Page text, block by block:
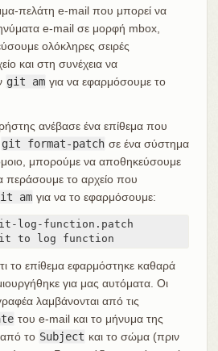
πελάτη e-mail που μπορεί να
e-mail σε μορφή mbox,
ολόκληρες σειρές
και στη συνέχεια να
git am για να εφαρμόσουμε το
ανέβασε ένα επίθεμα που
git format-patch σε ένα σύστημα
μπορούμε να αποθηκεύσουμε
περάσουμε το αρχείο που
am για να το εφαρμόσουμε:
log-function.patch
to log function
το επίθεμα εφαρμόστηκε καθαρά
για μας αυτόματα. Οι
λαμβάνονται από τις
του e-mail και το μήνυμα της
το Subject και το σώμα (πριν